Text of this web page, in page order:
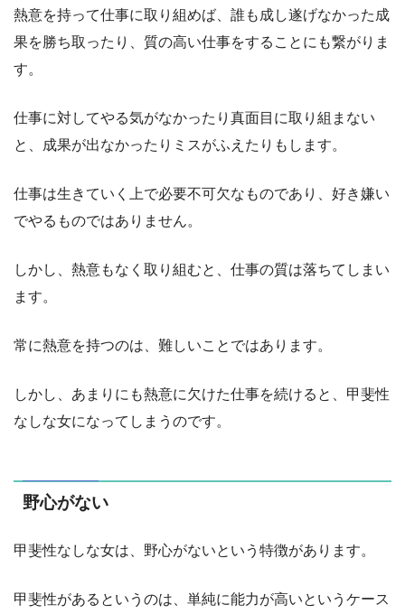
熱意を持って仕事に取り組めば、誰も成し遂げなかった成
果を勝ち取ったり、質の高い仕事をすることにも繋がりま
す。
仕事に対してやる気がなかったり真面目に取り組まない
と、成果が出なかったりミスがふえたりもします。
仕事は生きていく上で必要不可欠なものであり、好き嫌い
でやるものではありません。
しかし、熱意もなく取り組むと、仕事の質は落ちてしまい
ます。
常に熱意を持つのは、難しいことではあります。
しかし、あまりにも熱意に欠けた仕事を続けると、甲斐性
なしな女になってしまうのです。
野心がない
甲斐性なしな女は、野心がないという特徴があります。
甲斐性があるというのは、単純に能力が高いというケース